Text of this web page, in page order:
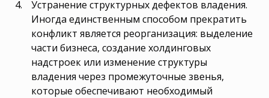
Устранение структурных дефектов владения.
Иногда единственным способом прекратить
конфликт является реорганизация: выделение
части бизнеса, создание холдинговых
надстроек или изменение структуры
владения через промежуточные звенья,
которые обеспечивают необходимый